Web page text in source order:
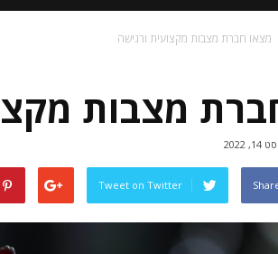
מצאו חברת מצבות מקצועית ורגישה
מצבות
2022
Tweet on Twitter